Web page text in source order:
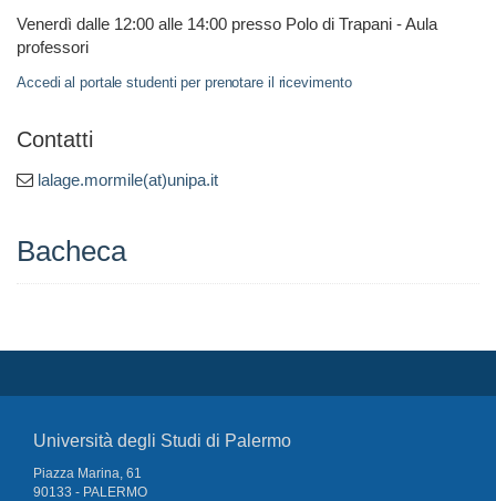
Venerdì dalle 12:00 alle 14:00 presso Polo di Trapani - Aula
professori
Accedi al portale studenti per prenotare il ricevimento
Contatti
lalage.mormile(at)unipa.it
Bacheca
Università degli Studi di Palermo
Piazza Marina, 61
90133 - PALERMO